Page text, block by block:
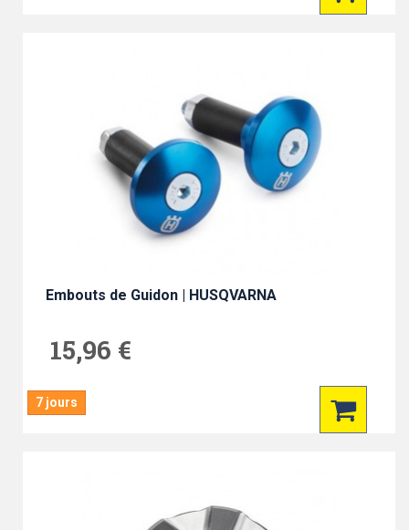
Embouts de Guidon | HUSQVARNA
15,96 €
7 jours